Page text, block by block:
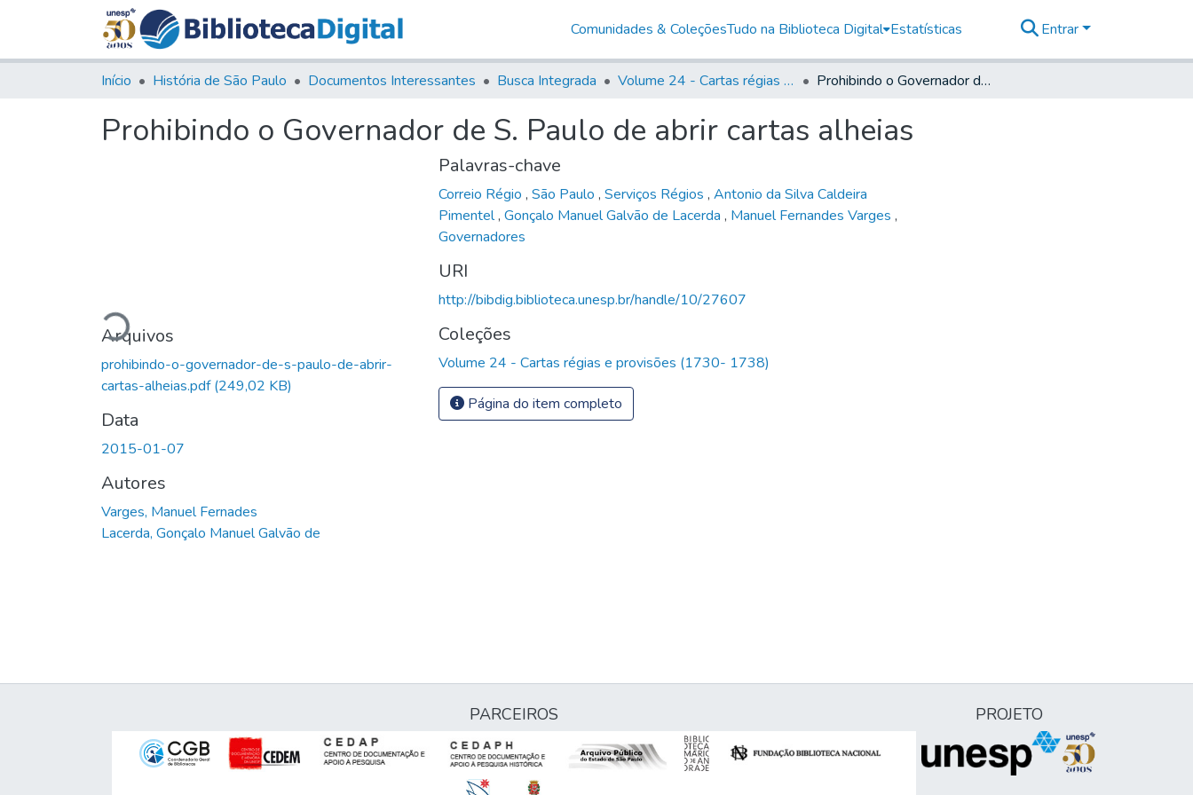
Comunidades & ColeçõesTudo na Biblioteca Digital Estatísticas Entrar
Início História de São Paulo Documentos Interessantes Busca Integrada Volume 24 - Cartas régias e provisões (1730- 1738) Prohibindo o Governador de S. Paulo de abrir cartas alheias
Prohibindo o Governador de S. Paulo de abrir cartas alheias
Carregando...
Arquivos
prohibindo-o-governador-de-s-paulo-de-abrir-
cartas-alheias.pdf(249,02 KB)
Data
2015-01-07
Autores
Varges, Manuel Fernades
Lacerda, Gonçalo Manuel Galvão de
Palavras-chave
Correio Régio , São Paulo , Serviços Régios , Antonio da Silva Caldeira
Pimentel, Gonçalo Manuel Galvão de Lacerda , Manuel Fernandes Varges ,
Governadores
URI
http://bibdig.biblioteca.unesp.br/handle/10/27607
Coleções
Volume 24 - Cartas régias e provisões (1730- 1738)
Página do item completo
PARCEIROS PROJETO